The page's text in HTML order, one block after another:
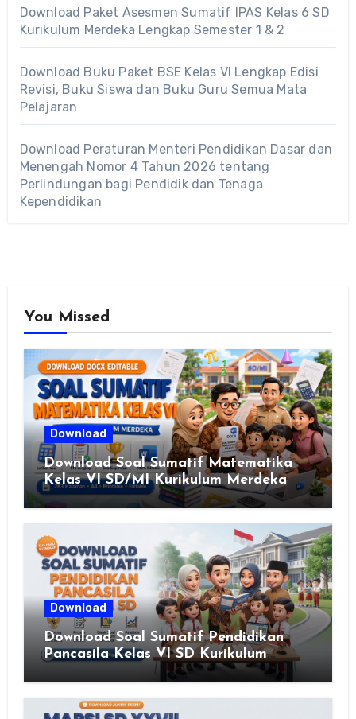
Download Paket Asesmen Sumatif IPAS Kelas 6 SD
Kurikulum Merdeka Lengkap Semester 1 & 2
Download Buku Paket BSE Kelas VI Lengkap Edisi
Revisi, Buku Siswa dan Buku Guru Semua Mata
Pelajaran
Download Peraturan Menteri Pendidikan Dasar dan
Menengah Nomor 4 Tahun 2026 tentang
Perlindungan bagi Pendidik dan Tenaga
Kependidikan
You Missed
Download
Download Soal Sumatif Matematika
Kelas VI SD/MI Kurikulum Merdeka
Download
Download Soal Sumatif Pendidikan
Pancasila Kelas VI SD Kurikulum
Merdeka, Solusi Praktis Guru
Menyusun Asesmen Berkualitas